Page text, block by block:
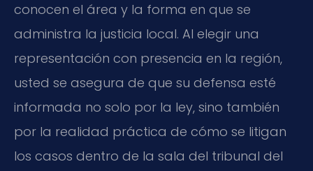
conocen el área y la forma en que se
administra la justicia local. Al elegir una
representación con presencia en la región,
usted se asegura de que su defensa esté
informada no solo por la ley, sino también
por la realidad práctica de cómo se litigan
los casos dentro de la sala del tribunal del